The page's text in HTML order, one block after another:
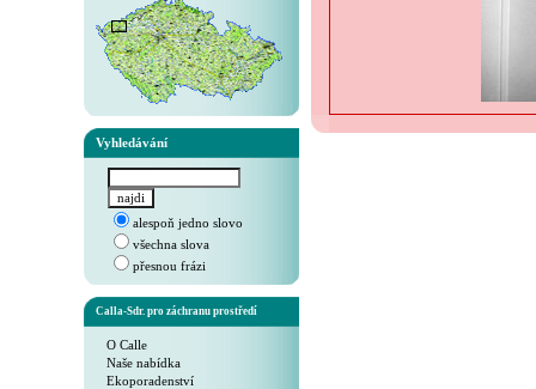
Vyhledávání
alespoň jedno slovo
všechna slova
přesnou frázi
Calla-Sdr. pro záchranu prostředí
O Calle
Naše nabídka
Ekoporadenství